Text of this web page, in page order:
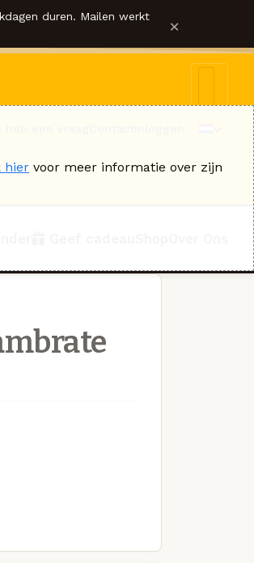
duren. Mailen werkt ×
hier voor meer informatie over zijn